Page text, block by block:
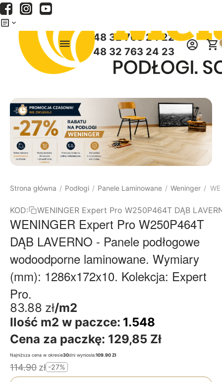
+48 32 763 24 22
+48 32 763 24 23
Strona główna / Podłogi / Panele Laminowane / Weninger /
KOD: WENINGER Expert Pro W250P464T DĄB
WENINGER Expert Pro W250P464T
DĄB LAVERNO - Panele podłogowe
wodoodporne laminowane. Wymiary
(mm): 1286x172x10. Kolekcja: Expert
Pro.
83.88 zł/m2
Ilość m2 w paczce: 1.548
Cena za paczkę: 129,85 Zł
Najniższa cena w okresie30dni wyniosła:109.90 Zł
114.90 zł -27%